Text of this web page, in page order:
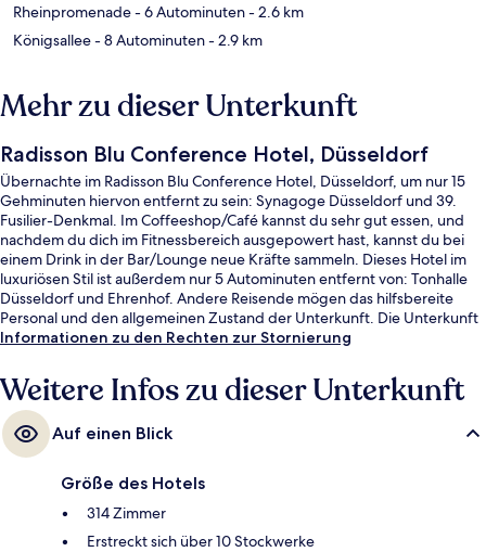
Rheinpromenade- 6 Autominuten- 2.6 km
Königsallee- 8 Autominuten- 2.9 km
Mehr zu dieser Unterkunft
Radisson Blu Conference Hotel, Düsseldorf
Übernachte im Radisson Blu Conference Hotel, Düsseldorf, um nur 15
Gehminuten hiervon entfernt zu sein: Synagoge Düsseldorf und 39.
Fusilier-Denkmal. Im Coffeeshop/Café kannst du sehr gut essen, und
nachdem du dich im Fitnessbereich ausgepowert hast, kannst du bei
einem Drink in der Bar/Lounge neue Kräfte sammeln. Dieses Hotel im
luxuriösen Stil ist außerdem nur 5 Autominuten entfernt von: Tonhalle
Düsseldorf und Ehrenhof. Andere Reisende mögen das hilfsbereite
Personal und den allgemeinen Zustand der Unterkunft. Die Unterkunft
ist nur einen kurzen Fußmarsch von den öffentlichen Verkehrsmitteln
Golzheimer Platz) bzw. 5 Minuten (Stadtbahn-Haltestelle
Kennedydamm).
Informationen zu den Rechten zur Stornierung
Weitere Infos zu dieser Unterkunft
Auf einen Blick
Größe des Hotels
314 Zimmer
Erstreckt sich über 10 Stockwerke